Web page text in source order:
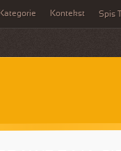
Kategorie Kontekst Spis